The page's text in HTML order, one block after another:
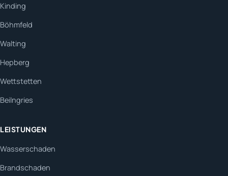
Kinding
Böhmfeld
Walting
Hepberg
Wettstetten
Beilngries
LEISTUNGEN
Wasserschaden
Brandschaden